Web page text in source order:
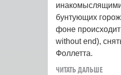
бунтующих
фоне
without end),
Фоллетта.
ЧИТАТЬ ДАЛЬШЕ